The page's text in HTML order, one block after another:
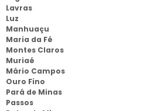
Lavras
Luz
Manhuaçu
Maria da Fé
Montes Claros
Muriaé
Mário Campos
Ouro Fino
Pará de Minas
Passos